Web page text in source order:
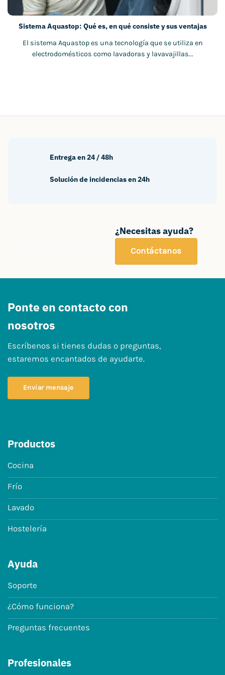
Sistema Aquastop: Qué es, en qué consiste y sus ventajas
El sistema Aquastop es una tecnología que se utiliza en
electrodomésticos como lavadoras y lavavajillas...
¿Necesitas ayuda?
Contáctanos
Entrega en 24 / 48h
Solución de incidencias en 24h
Ponte en contacto con
nosotros
Escríbenos si tienes dudas o preguntas,
estaremos encantados de ayudarte.
Enviar mensaje
Productos
Cocina
Frío
Lavado
Hostelería
Ayuda
Soporte
¿Cómo funciona?
Preguntas frecuentes
Profesionales